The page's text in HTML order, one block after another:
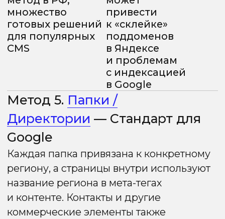
{City_Prep} | Цена от {Price} руб.</title>
Title:
Купить товар по выгодной цене в
#CITY#| Компания
Description:
Купить товар от компании в#CITY#.
онлайн. Бонусная программа, акции
и скидки.
Фрагмент текста:
Универсальный товар имеет самое
широкое применение в хозяйстве.
различных условиях и имеет
выгодную цену. Характеристики:
- Характеристика 1;
- Характеристика 2;
- Характеристика 3.
Вы можете заказать товар по
выгодной цене с доставкой по
#CITY#